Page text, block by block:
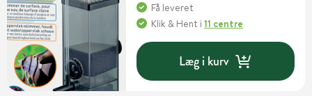
Få leveret
Klik & Hent i11 centre
Læg i kurv